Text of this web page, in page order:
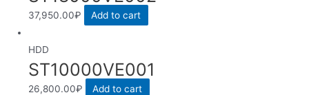
37,950.00₽ Add to cart
HDD
ST10000VE001
26,800.00₽ Add to cart